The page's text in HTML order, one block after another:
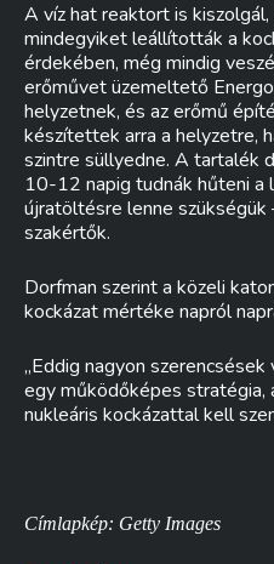
A víz hat reaktort is
mindegyiket leállították a
érdekében, még mindig
erőművet üzemeltető
helyzetnek, és az erőmű
készítettek arra a helyzetre,
szintre süllyedne. A tartalék
10-12 napig tudnák hűteni
újratöltésre lenne szükségük
szakértők.
Dorfman szerint a közeli
kockázat mértéke napról
„Eddig nagyon
egy működőképes stratégia,
nukleáris kockázattal kell
Címlapkép: Getty Images